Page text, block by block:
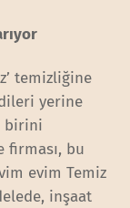
temizliğine
yerine
birini
firması, bu
evim Temiz
inşaat